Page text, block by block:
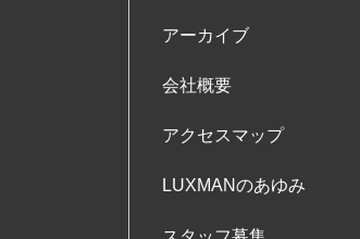
アーカイブ
会社概要
アクセスマップ
LUXMANのあゆみ